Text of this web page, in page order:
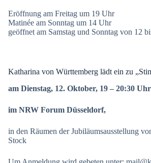
Eröffnung am Freitag um 19 Uhr
Matinée am Sonntag um 14 Uhr
geöffnet am Samstag und Sonntag von 12
Katharina von Württemberg lädt ein zu
am Dienstag, 12. Oktober, 19 – 20:30 Uhr
im NRW Forum Düsseldorf,
in den Räumen der Jubiläumsausstellung
Stock